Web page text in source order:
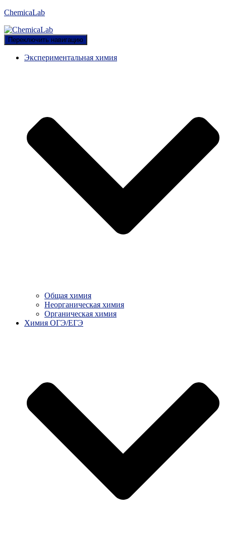
ChemicaLab
Переключить навигацию
Экспериментальная химия
Общая химия
Неорганическая химия
Органическая химия
Химия ОГЭ/ЕГЭ